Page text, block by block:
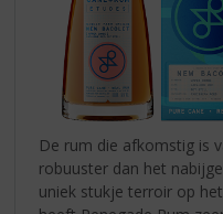
De rum die afkomstig is
robuuster dan het
uniek stukje terroir op